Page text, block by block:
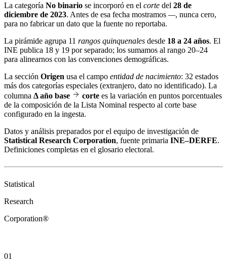
La categoría No binario se incorporó en el corte del 28 de
diciembre de 2023. Antes de esa fecha mostramos —, nunca cero,
para no fabricar un dato que la fuente no reportaba.
La pirámide agrupa 11 rangos quinquenales desde 18 a 24 años. El
INE publica 18 y 19 por separado; los sumamos al rango 20–24
para alinearnos con las convenciones demográficas.
La sección Origen usa el campo entidad de nacimiento: 32 estados
más dos categorías especiales (extranjero, dato no identificado). La
columna Δ año base corte es la variación en puntos porcentuales
de la composición de la Lista Nominal respecto al corte base
configurado en la ingesta.
Datos y análisis preparados por el equipo de investigación de
Statistical Research Corporation, fuente primaria INE–DERFE.
Definiciones completas en el glosario electoral.
Statistical
Research
Corporation®
01